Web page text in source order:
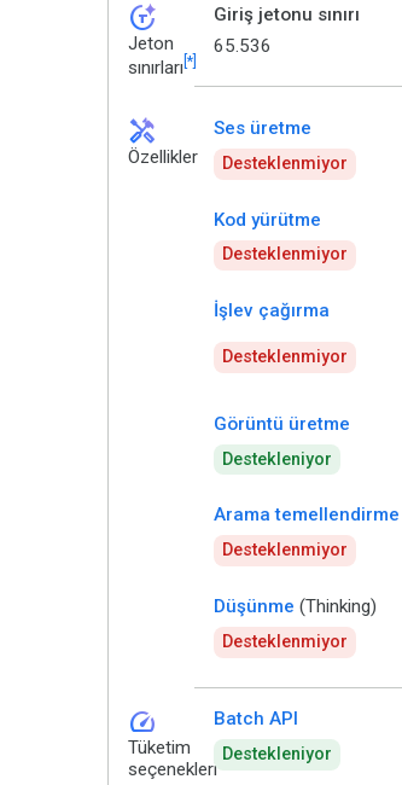
token_auto
Jeton
sınırları [*]
Giriş jetonu sınırı
65.536
handyman
Özellikler
Ses üretme
Desteklenmiyor
Kod yürütme
Desteklenmiyor
İşlev çağırma
Desteklenmiyor
Görüntü üretme
Destekleniyor
Arama temellendirme
Desteklenmiyor
Düşünme (Thinking)
Desteklenmiyor
speed
Tüketim
seçenekleri
Batch API
Destekleniyor